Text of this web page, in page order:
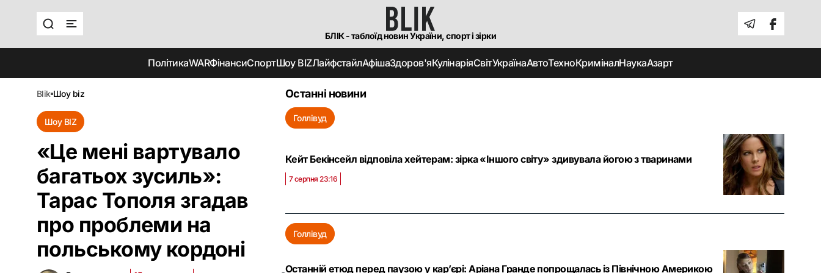
БЛІК - таблоїд новин України, спорт і зірки
ПолітикаWARФінансиСпортШоу BIZЛайфстайлАфішаЗдоров'яКулінаріяСвітУкраїнаАвтоТехноКриміналНаукаАзарт
blik шоу biz
Шоу BIZ
«Це мені вартувало
багатьох зусиль»:
Тарас Тополя згадав
про проблеми на
польському кордоні
Останні новини
Голлівуд
Кейт Бекінсейл відповіла хейтерам: зірка «Іншого світу» здивувала йогою з тваринами
7 серпня 23:16
Голлівуд
Останній етюд перед паузою у кар’єрі: Аріана Гранде попрощалась із Північною Америкою